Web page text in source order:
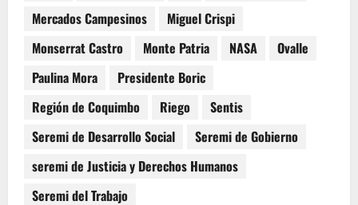
Mercados Campesinos
Miguel Crispi
Monserrat Castro
Monte Patria NASA
Ovalle
Paulina Mora
Presidente Boric
Región de Coquimbo
Riego
Sentis
Seremi de Desarrollo Social
Seremi de Gobierno
seremi de Justicia y Derechos Humanos
Seremi del Trabajo